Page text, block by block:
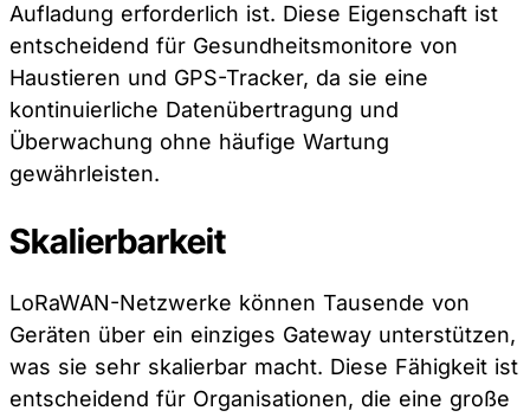
Aufladung erforderlich ist. Diese Eigenschaft ist
entscheidend für Gesundheitsmonitore von
Haustieren und GPS-Tracker, da sie eine
kontinuierliche Datenübertragung und
Überwachung ohne häufige Wartung
gewährleisten.
Skalierbarkeit
LoRaWAN-Netzwerke können Tausende von
Geräten über ein einziges Gateway unterstützen,
was sie sehr skalierbar macht. Diese Fähigkeit ist
entscheidend für Organisationen, die eine große